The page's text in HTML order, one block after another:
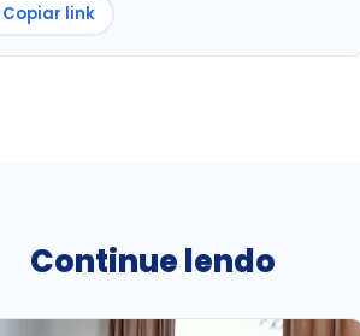
Copiar link
Continue lendo